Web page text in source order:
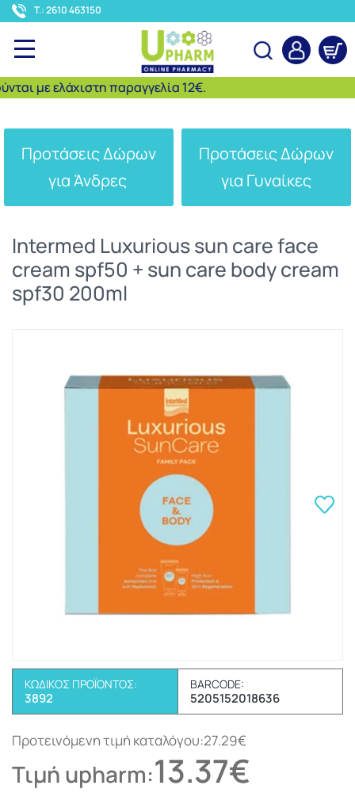
T.: 2610 463150
με ελάχιστη παραγγελία 12€.
Αναζήτηση
Προτάσεις Δώρων
για Άνδρες
Προτάσεις Δώρων
για Γυναίκες
Intermed Luxurious sun care face
cream spf50 + sun care body cream
spf30 200ml
ΚΩΔΙΚΌΣ ΠΡΟΪΌΝΤΟΣ:
3892
BARCODE:
5205152018636
Προτεινόμενη τιμή καταλόγου:27.29€
Τιμή upharm:13.37€